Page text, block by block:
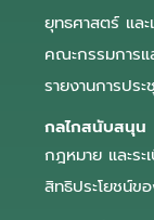
ยุทธศาสตร์ แล
คณะกรรมการ
รายงานการประ
กลไกสนับสนุน
กฎหมาย และระ
สิทธิประโยชน์ข